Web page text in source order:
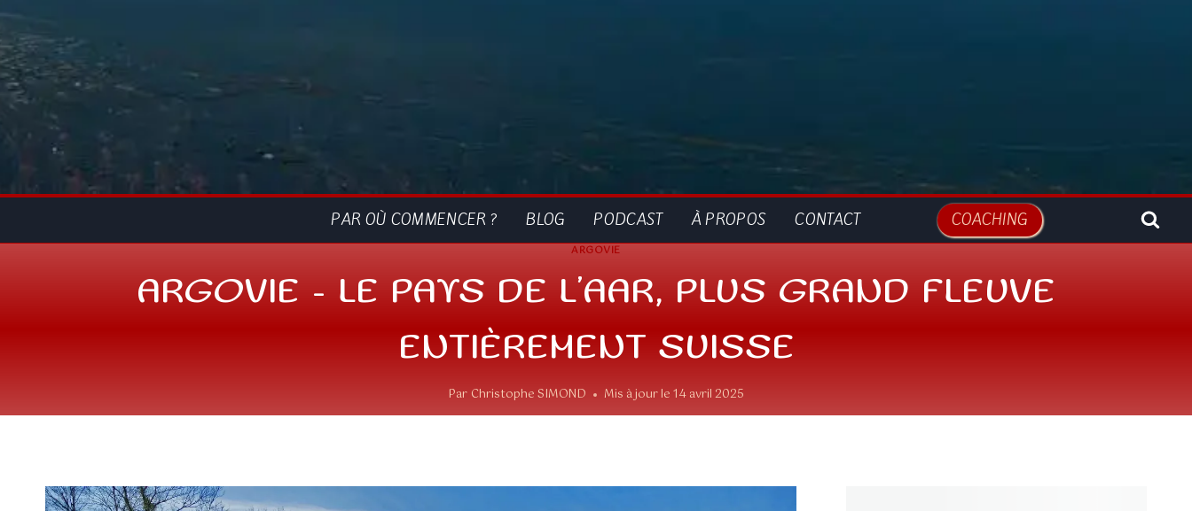
PAR OÙ COMMENCER ? BLOG PODCAST À PROPOS CONTACT COACHING
ARGOVIE
ARGOVIE – LE PAYS DE L’AAR, PLUS GRAND FLEUVE
ENTIÈREMENT SUISSE
Par Christophe SIMOND Mis à jour le14 avril 2025